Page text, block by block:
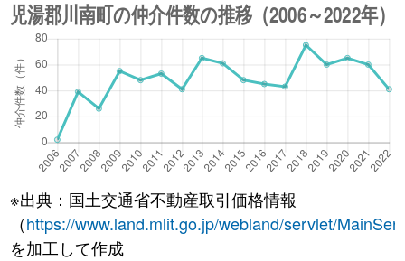
※出典：国土交通省不動産取引価格情報
（https://www.land.mlit.go.jp/webland/servlet/
を加工して作成